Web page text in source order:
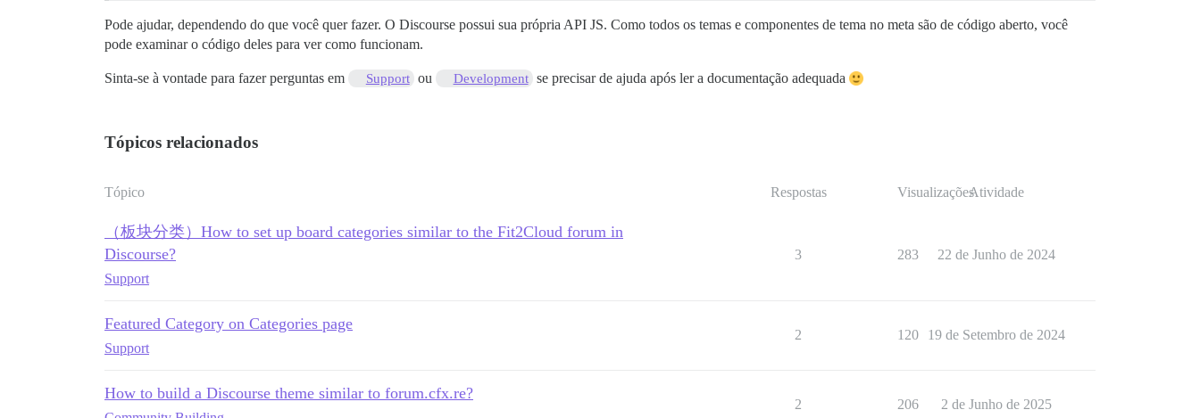
Pode ajudar, dependendo do que você quer fazer. O Discourse possui sua própria API JS. Como todos os temas e componentes de tema no meta são de código aberto, você
pode examinar o código deles para ver como funcionam.
Sinta-se à vontade para fazer perguntas em Support ou Development se precisar de ajuda após ler a documentação adequada
Tópicos relacionados
Tópico Respostas VisualizaçõesAtividade
（板块分类）How to set up board categories similar to the Fit2Cloud forum in
Discourse?
Support
3 283 22 de Junho de 2024
Featured Category on Categories page
Support
2 120 19 de Setembro de 2024
How to build a Discourse theme similar to forum.cfx.re?
2 206 2 de Junho de 2025